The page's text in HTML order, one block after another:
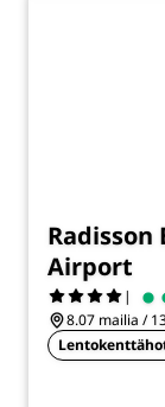
Airport
|
8.07 mailia /